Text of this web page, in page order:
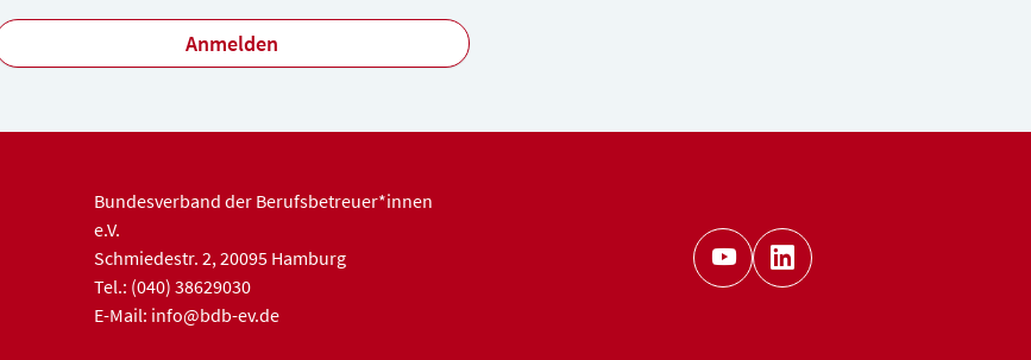
Anmelden
Bundesverband der Berufsbetreuer*innen
e.V.
Schmiedestr. 2, 20095 Hamburg
Tel.: (040) 38629030
E-Mail: info@bdb-ev.de